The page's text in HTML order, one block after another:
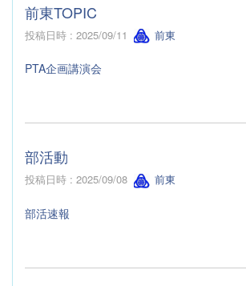
前東TOPIC
投稿日時 : 2025/09/11 前東
PTA企画講演会
部活動
投稿日時 : 2025/09/08 前東
部活速報